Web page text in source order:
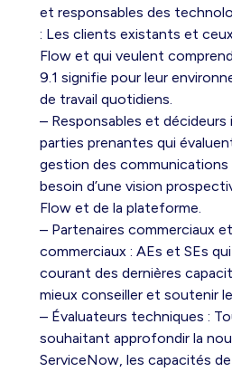
et responsables des
: Les clients existants et
Flow et qui veulent
9.1 signifie pour leur
de travail quotidiens.
– Responsables et
parties prenantes qui
gestion des
besoin d’une vision
Flow et de la plateforme.
– Partenaires commerciaux
commerciaux : AEs et SEs
courant des dernières
mieux conseiller et soutenir
– Évaluateurs techniques :
souhaitant approfondir la
ServiceNow, les capacités